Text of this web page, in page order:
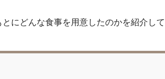
にどんな食事を用意したのかを紹介し